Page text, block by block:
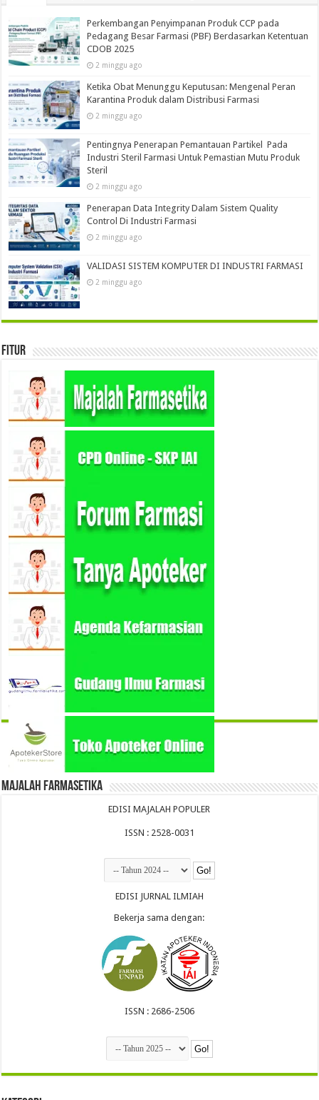
Perkembangan Penyimpanan Produk CCP pada
Pedagang Besar Farmasi (PBF) Berdasarkan Ketentuan
CDOB 2025
2 minggu ago
Ketika Obat Menunggu Keputusan: Mengenal Peran
Karantina Produk dalam Distribusi Farmasi
2 minggu ago
Pentingnya Penerapan Pemantauan Partikel Pada
Industri Steril Farmasi Untuk Pemastian Mutu Produk
Steril
2 minggu ago
Penerapan Data Integrity Dalam Sistem Quality
Control Di Industri Farmasi
2 minggu ago
VALIDASI SISTEM KOMPUTER DI INDUSTRI FARMASI
2 minggu ago
Fitur
Majalah Farmasetika
EDISI MAJALAH POPULER
ISSN : 2528-0031
EDISI JURNAL ILMIAH
Bekerja sama dengan:
ISSN : 2686-2506